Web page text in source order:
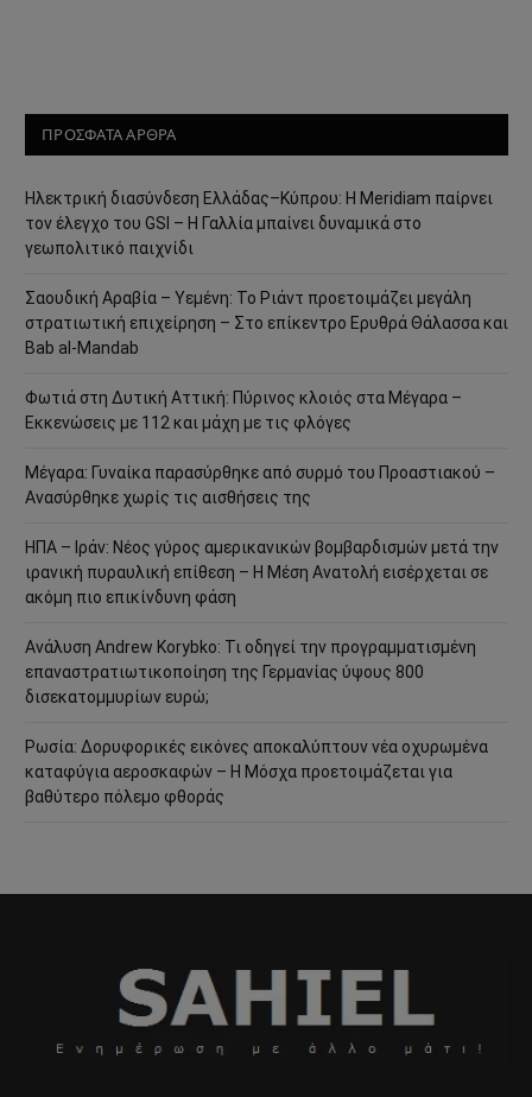
ΠΡΟΣΦΑΤΑ ΑΡΘΡΑ
Ηλεκτρική διασύνδεση Ελλάδας–Κύπρου: Η Meridiam παίρνει
τον έλεγχο του GSI – Η Γαλλία μπαίνει δυναμικά στο
γεωπολιτικό παιχνίδι
Σαουδική Αραβία – Υεμένη: Το Ριάντ προετοιμάζει μεγάλη
στρατιωτική επιχείρηση – Στο επίκεντρο Ερυθρά Θάλασσα και
Bab al-Mandab
Φωτιά στη Δυτική Αττική: Πύρινος κλοιός στα Μέγαρα –
Εκκενώσεις με 112 και μάχη με τις φλόγες
Μέγαρα: Γυναίκα παρασύρθηκε από συρμό του Προαστιακού –
Ανασύρθηκε χωρίς τις αισθήσεις της
ΗΠΑ – Ιράν: Νέος γύρος αμερικανικών βομβαρδισμών μετά την
ιρανική πυραυλική επίθεση – Η Μέση Ανατολή εισέρχεται σε
ακόμη πιο επικίνδυνη φάση
Ανάλυση Andrew Korybko: Τι οδηγεί την προγραμματισμένη
επαναστρατιωτικοποίηση της Γερμανίας ύψους 800
δισεκατομμυρίων ευρώ;
Ρωσία: Δορυφορικές εικόνες αποκαλύπτουν νέα οχυρωμένα
καταφύγια αεροσκαφών – Η Μόσχα προετοιμάζεται για
βαθύτερο πόλεμο φθοράς